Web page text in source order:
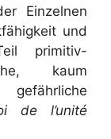
Einzelnen
und
primitiv-
kaum
de l’unité